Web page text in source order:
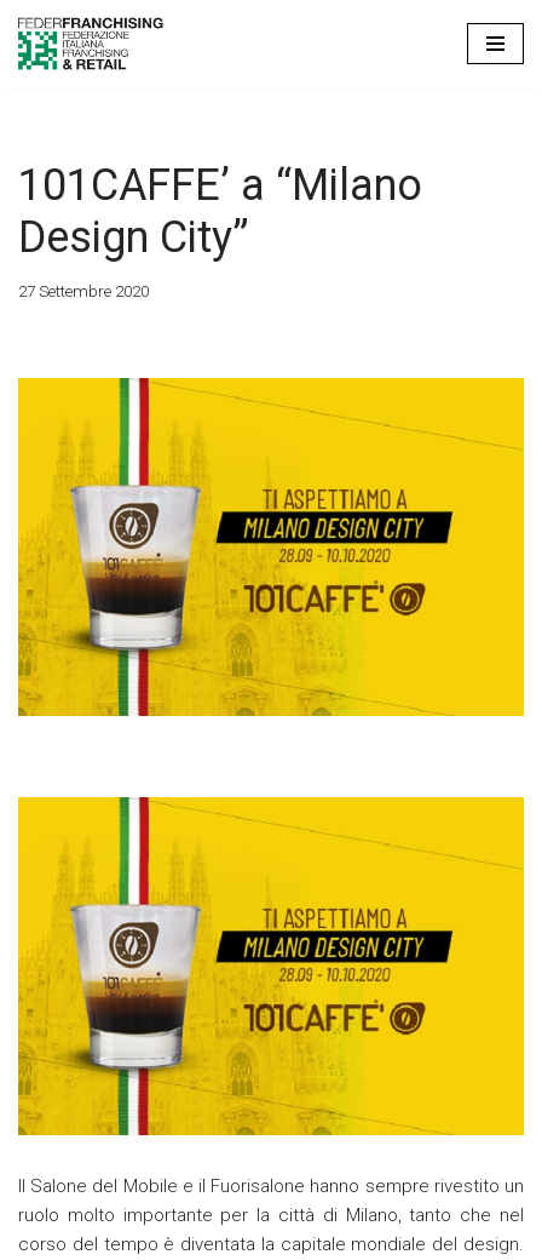
Vai
101CAFFE’ a “Milano
Design City”
27 Settembre 2020
Il Salone del Mobile e il Fuorisalone hanno sempre rivestito un
ruolo molto importante per la città di Milano, tanto che nel
corso del tempo è diventata la capitale mondiale del design.